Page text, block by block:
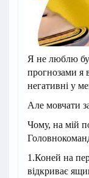
Я не люблю
прогнозами я
негативні у
Але мовчати
Чому, на мій
1.Коней на
відкриває